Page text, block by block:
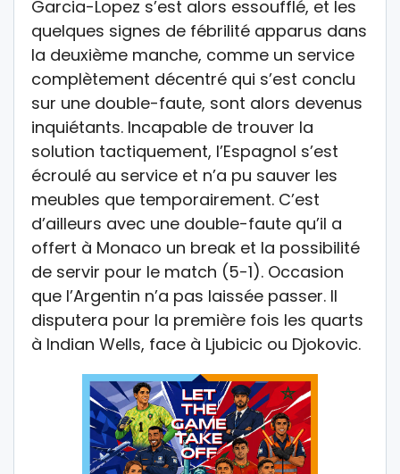
Garcia-Lopez s’est alors essoufflé, et les
quelques signes de fébrilité apparus dans
la deuxième manche, comme un service
complètement décentré qui s’est conclu
sur une double-faute, sont alors devenus
inquiétants. Incapable de trouver la
solution tactiquement, l’Espagnol s’est
écroulé au service et n’a pu sauver les
meubles que temporairement. C’est
d’ailleurs avec une double-faute qu’il a
offert à Monaco un break et la possibilité
de servir pour le match (5-1). Occasion
que l’Argentin n’a pas laissée passer. Il
disputera pour la première fois les quarts
à Indian Wells, face à Ljubicic ou Djokovic.